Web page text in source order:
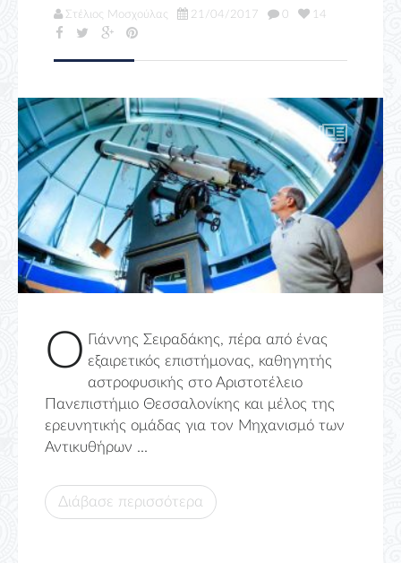
Στέλιος Μοσχούλας 21/04/2017 0 14
Ο Γιάννης Σειραδάκης, πέρα από ένας
εξαιρετικός επιστήμονας, καθηγητής
αστροφυσικής στο Αριστοτέλειο
Πανεπιστήμιο Θεσσαλονίκης και μέλος της
ερευνητικής ομάδας για τον Μηχανισμό των
Αντικυθήρων ...
Διάβασε περισσότερα